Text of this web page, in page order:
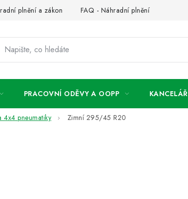
plnění a zákon FAQ - Náhradní plnění
PRACOVNÍ ODĚVY A OOPP KANCELÁŘ
pneumatiky Zimní 295/45 R20